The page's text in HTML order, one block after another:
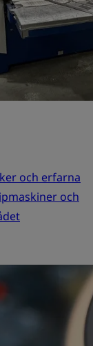
och erfarna
och